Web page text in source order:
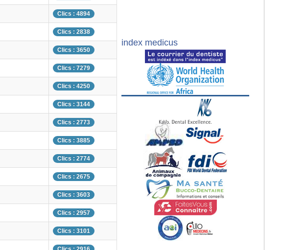
Clics : 4894
Clics : 2838
Clics : 3650
Clics : 7279
Clics : 4250
Clics : 3144
Clics : 2773
Clics : 3885
Clics : 2774
Clics : 2675
Clics : 3603
Clics : 2957
Clics : 3101
index medicus